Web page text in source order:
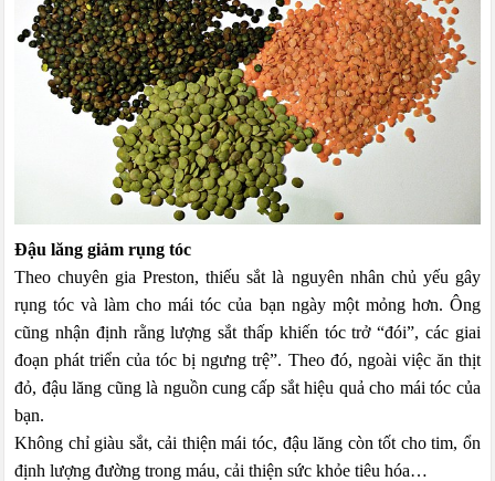
Đậu lăng giảm rụng tóc
Theo chuyên gia Preston, thiếu sắt là nguyên nhân chủ yếu gây
rụng tóc và làm cho mái tóc của bạn ngày một mỏng hơn. Ông
cũng nhận định rằng lượng sắt thấp khiến tóc trở “đói”, các giai
đoạn phát triển của tóc bị ngưng trệ”. Theo đó, ngoài việc ăn thịt
đỏ, đậu lăng cũng là nguồn cung cấp sắt hiệu quả cho mái tóc của
bạn.
Không chỉ giàu sắt, cải thiện mái tóc, đậu lăng còn tốt cho tim, ổn
định lượng đường trong máu, cải thiện sức khỏe tiêu hóa…